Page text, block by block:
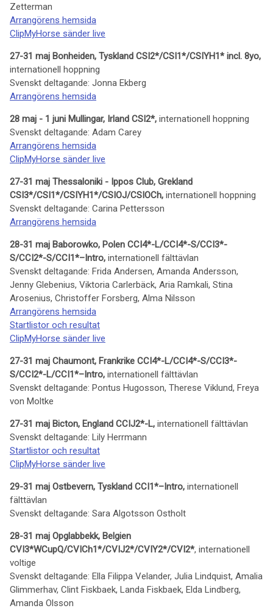
Zetterman
Arrangörens hemsida
ClipMyHorse sänder live
27-31 maj Bonheiden, Tyskland CSI2*/CSI1*/CSIYH1* incl. 8yo,
internationell hoppning
Svenskt deltagande: Jonna Ekberg
Arrangörens hemsida
28 maj - 1 juni Mullingar, Irland CSI2*, internationell hoppning
Svenskt deltagande: Adam Carey
Arrangörens hemsida
ClipMyHorse sänder live
27-31 maj Thessaloniki - Ippos Club, Grekland
CSI3*/CSI1*/CSIYH1*/CSIOJ/CSIOCh, internationell hoppning
Svenskt deltagande: Carina Pettersson
Arrangörens hemsida
28-31 maj Baborowko, Polen CCI4*-L/CCI4*-S/CCI3*-
S/CCI2*-S/CCI1*–Intro, internationell fälttävlan
Svenskt deltagande: Frida Andersen, Amanda Andersson,
Jenny Glebenius, Viktoria Carlerbäck, Aria Ramkali, Stina
Arosenius, Christoffer Forsberg, Alma Nilsson
Arrangörens hemsida
Startlistor och resultat
ClipMyHorse sänder live
27-31 maj Chaumont, Frankrike CCI4*-L/CCI4*-S/CCI3*-
S/CCI2*-L/CCI1*–Intro, internationell fälttävlan
Svenskt deltagande: Pontus Hugosson, Therese Viklund, Freya
von Moltke
27-31 maj Bicton, England CCIJ2*-L, internationell fälttävlan
Svenskt deltagande: Lily Herrmann
Startlistor och resultat
ClipMyHorse sänder live
29-31 maj Ostbevern, Tyskland CCI1*–Intro, internationell
fälttävlan
Svenskt deltagande: Sara Algotsson Ostholt
28-31 maj Opglabbekk, Belgien
CVI3*WCupQ/CVICh1*/CVIJ2*/CVIY2*/CVI2*, internationell
voltige
Svenskt deltagande: Ella Filippa Velander, Julia Lindquist, Amalia
Glimmerhav, Clint Fiskbaek, Landa Fiskbaek, Elda Lindberg,
Amanda Olsson